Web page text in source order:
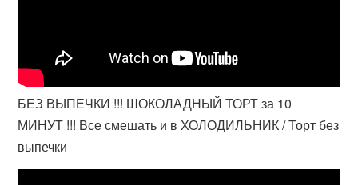
БЕЗ ВЫПЕЧКИ !!! ШОКОЛАДНЫЙ ТОРТ за 10
МИНУТ !!! Все смешать и в ХОЛОДИЛЬНИК / Торт без
выпечки